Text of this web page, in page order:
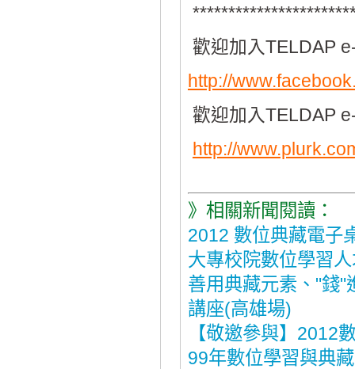
歡迎加入TELDAP
http://
歡迎加入TELDAP
http://
》相關新聞閱讀：
2012 數位典藏電子
大專校院數位學習
善用典藏元素、"錢
講座(高雄場)
【敬邀參與】2012
99年數位學習與典